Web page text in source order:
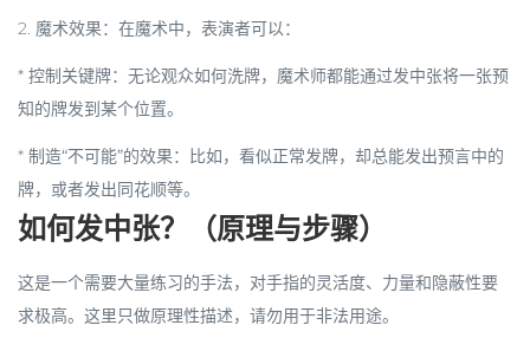
2. 魔术效果：在魔术中，表演者可以：
* 控制关键牌：无论观众如何洗牌，魔术师都能通过发中张将一张预
知的牌发到某个位置。
* 制造“不可能”的效果：比如，看似正常发牌，却总能发出预言中的
牌，或者发出同花顺等。
如何发中张？（原理与步骤）
这是一个需要大量练习的手法，对手指的灵活度、力量和隐蔽性要
求极高。这里只做原理性描述， 请勿用于非法用途。